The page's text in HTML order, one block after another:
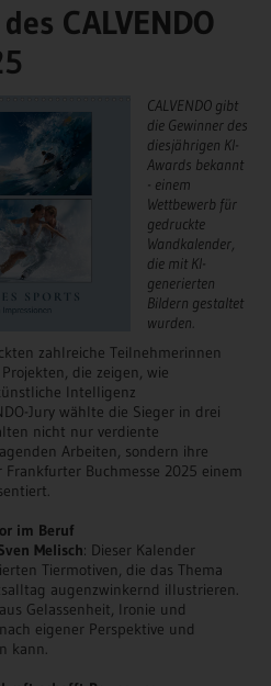
CALVENDO
CALVENDO gibt
die Gewinner des
diesjährigen KI-
Awards bekannt
- einem
Wettbewerb für
gedruckte
Wandkalender,
die mit KI-
generierten
Bildern gestaltet
wurden.
zahlreiche Teilnehmerinnen
die zeigen, wie
Intelligenz
Jury wählte die Sieger in drei
nicht nur verdiente
Arbeiten, sondern ihre
Buchmesse 2025 einem
im Beruf
Melisch: Dieser Kalender
Tiermotiven, die das Thema
augenzwinkernd illustrieren.
Gelassenheit, Ironie und
eigener Perspektive und
kann.